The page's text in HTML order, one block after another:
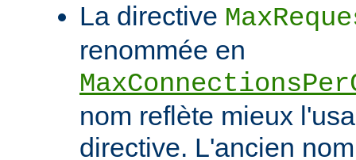
La directive
renommée en
nom reflète mieux
directive. L'ancien